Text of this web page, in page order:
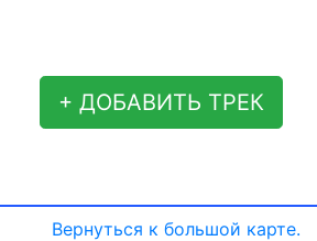
+ ДОБАВИТЬ ТРЕК
Вернуться к большой карте.